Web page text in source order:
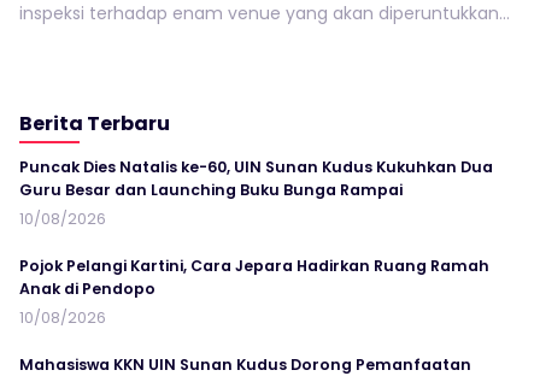
inspeksi terhadap enam venue yang akan diperuntukkan...
Berita Terbaru
Puncak Dies Natalis ke-60, UIN Sunan Kudus Kukuhkan Dua
Guru Besar dan Launching Buku Bunga Rampai
10/08/2026
Pojok Pelangi Kartini, Cara Jepara Hadirkan Ruang Ramah
Anak di Pendopo
10/08/2026
Mahasiswa KKN UIN Sunan Kudus Dorong Pemanfaatan